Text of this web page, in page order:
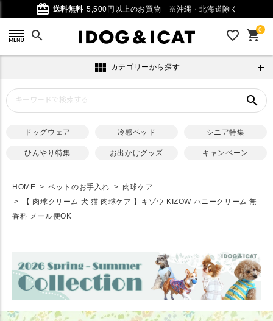
card_giftcard 送料無料 5,500円以上のお買物 ※沖縄・北海道除く
search favorite_outline 0
shopping_cart
view_module カテゴリーから探す
search
ドッグウェア 冷感ベッド シニア特集
ひんやり特集 お出かけグッズ キャンペーン
HOME ペットのお手入れ
肉球ケア
【 肉球クリーム 犬 猫 肉球ケア 】キゾウ KIZOW ハニークリーム 無
香料 メール便OK